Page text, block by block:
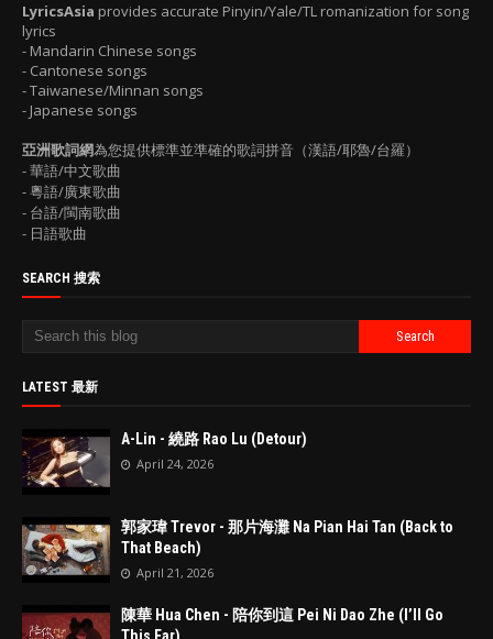
LyricsAsia provides accurate Pinyin/Yale/TL romanization for song
lyrics
- Mandarin Chinese songs
- Cantonese songs
- Taiwanese/Minnan songs
- Japanese songs
亞洲歌詞網為您提供標準並準確的歌詞拼音（漢語/耶魯/台羅）
- 華語/中文歌曲
- 粵語/廣東歌曲
- 台語/閩南歌曲
- 日語歌曲
SEARCH 搜索
LATEST 最新
A-Lin - 繞路 Rao Lu (Detour)
April 24, 2026
郭家瑋 Trevor - 那片海灘 Na Pian Hai Tan (Back to
That Beach)
April 21, 2026
陳華 Hua Chen - 陪你到這 Pei Ni Dao Zhe (I’ll Go